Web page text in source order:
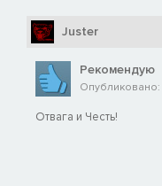
Juster
Рекомендую
Опубликовано:
Отвага и Честь!